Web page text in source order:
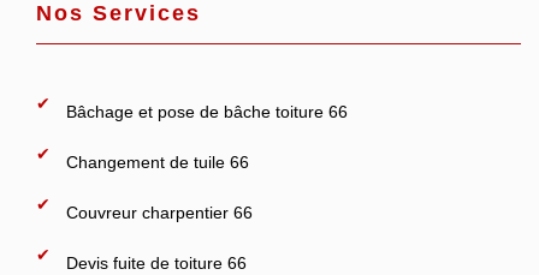
Nos Services
Bâchage et pose de bâche toiture 66
Changement de tuile 66
Couvreur charpentier 66
Devis fuite de toiture 66